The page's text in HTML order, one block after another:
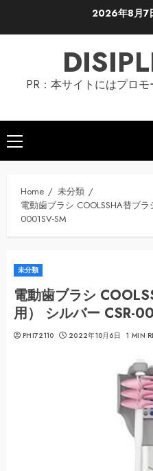
2026年8月7
PR：本サイトにはプロ
Primary
Menu
Home
未分類
電動歯ブラシ COOLSSHA替ブ
0001SV-SM
未分類
電動歯ブラシ
用） シルバー CSR-
PHI72110 2022年10月6日 1 MIN